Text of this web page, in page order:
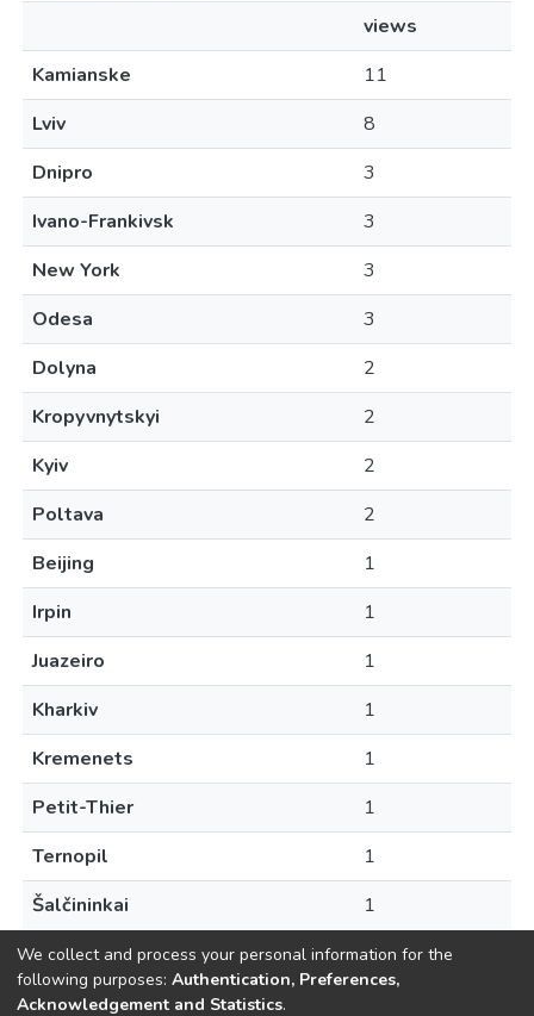
views
Kamianske
11
Lviv
8
Dnipro
3
Ivano-Frankivsk
3
New York
3
Odesa
3
Dolyna
2
Kropyvnytskyi
2
Kyiv
2
Poltava
2
Beijing
1
Irpin
1
Juazeiro
1
Kharkiv
1
Kremenets
1
Petit-Thier
1
Ternopil
1
Šalčininkai
1
We collect and process your personal information for the
following purposes: Authentication, Preferences,
Acknowledgement and Statistics.